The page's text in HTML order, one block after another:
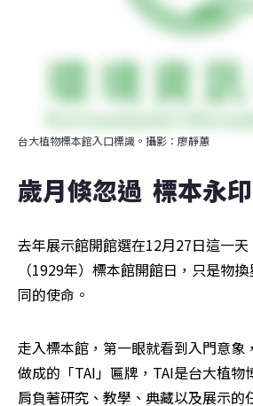
台大植物標本館入口標識。攝影：廖靜蕙
歲月倏忽過  標本永
去年展示館開館選在12月27日這一
（1929年）標本館開館日，只是物
同的使命。
走入標本館，第一眼就看到入門意象
做成的「TAI」匾牌，TAI是台大植物
肩負著研究、教學、典藏以及展示的